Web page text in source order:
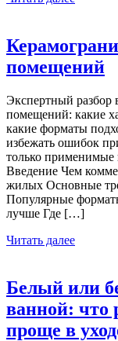
помещений
Экспертный разбор
помещений: какие
какие форматы
избежать ошибок
только применимые
Введение Чем
жилых Основные
Популярные
лучше Где […]
Читать далее
Белый или
ванной: что
проще в